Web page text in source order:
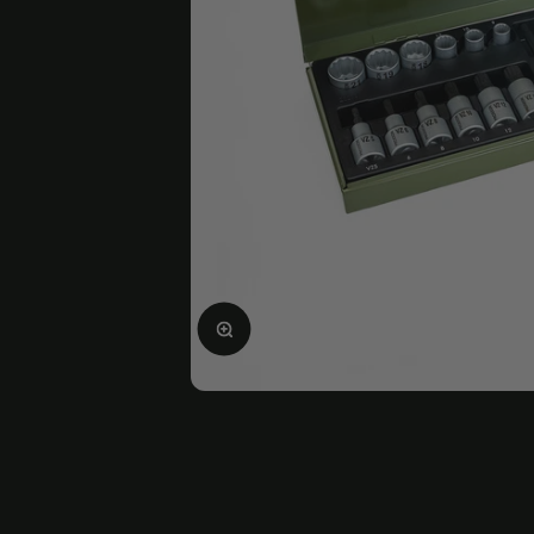
Agrandir l'image